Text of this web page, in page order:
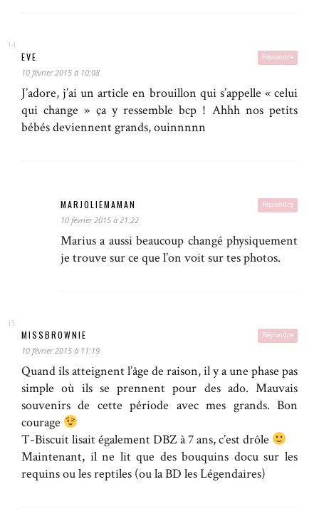
Répondre
EVE
10 février 2015 à 10:08
J’adore, j’ai un article en brouillon qui s’appelle « celui
qui change » ça y ressemble bcp ! Ahhh nos petits
bébés deviennent grands, ouinnnnn
Répondre
MARJOLIEMAMAN
10 février 2015 à 21:22
Marius a aussi beaucoup changé physiquement
je trouve sur ce que l’on voit sur tes photos.
Répondre
MISSBROWNIE
10 février 2015 à 11:19
Quand ils atteignent l’âge de raison, il y a une phase pas
simple où ils se prennent pour des ado. Mauvais
souvenirs de cette période avec mes grands. Bon
courage
T-Biscuit lisait également DBZ à 7 ans, c’est drôle
Maintenant, il ne lit que des bouquins docu sur les
requins ou les reptiles (ou la BD les Légendaires)